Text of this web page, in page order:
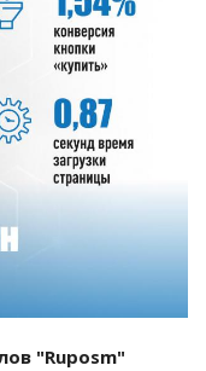
"Ruposm"